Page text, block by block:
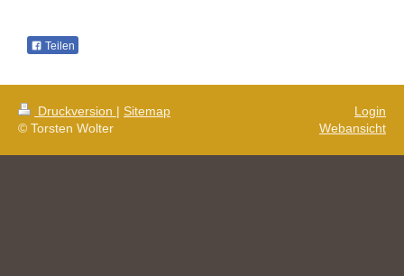
Teilen
Druckversion | Sitemap
© Torsten Wolter
Login
Webansicht